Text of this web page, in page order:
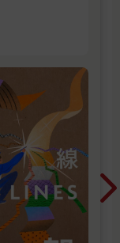
分為「特別
以及「金繪